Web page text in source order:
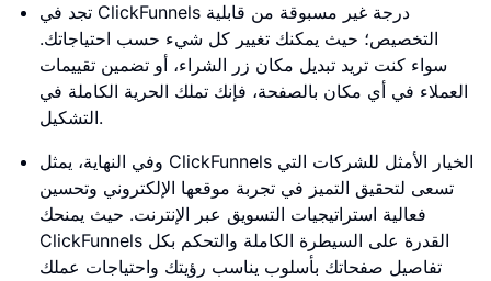
تجد في ClickFunnels درجة غير مسبوقة من قابلية
التخصيص؛ حيث يمكنك تغيير كل شيء حسب احتياجاتك.
سواء كنت تريد تبديل مكان زر الشراء، أو تضمين تقييمات
العملاء في أي مكان بالصفحة، فإنك تملك الحرية الكاملة في
التشكيل.
وفي النهاية، يمثل ClickFunnels الخيار الأمثل للشركات التي
تسعى لتحقيق التميز في تجربة موقعها الإلكتروني وتحسين
فعالية استراتيجيات التسويق عبر الإنترنت. حيث يمنحك
ClickFunnels القدرة على السيطرة الكاملة والتحكم بكل
تفاصيل صفحاتك بأسلوب يناسب رؤيتك واحتياجات عملك